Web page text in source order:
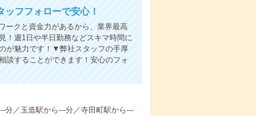
フフォローで安心！
クと資金力があるから、業界最高
！週1日や半日勤務などスキマ時間に
が魅力です！▼弊社スタッフの手厚
談することができます！安心のフォ
分／玉造駅から---分／寺田町駅から---